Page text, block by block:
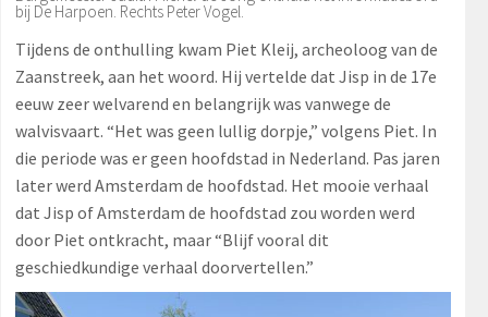
bij De Harpoen. Rechts Peter Vogel.
Tijdens de onthulling kwam Piet Kleij, archeoloog van de
Zaanstreek, aan het woord. Hij vertelde dat Jisp in de 17e
eeuw zeer welvarend en belangrijk was vanwege de
walvisvaart. “Het was geen lullig dorpje,” volgens Piet. In
die periode was er geen hoofdstad in Nederland. Pas jaren
later werd Amsterdam de hoofdstad. Het mooie verhaal
dat Jisp of Amsterdam de hoofdstad zou worden werd
door Piet ontkracht, maar “Blijf vooral dit
geschiedkundige verhaal doorvertellen.”